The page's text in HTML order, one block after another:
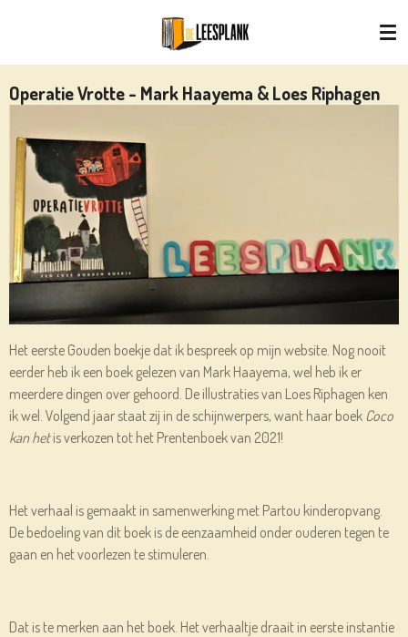
naar
de
hoofdinhoud
Operatie Vrotte - Mark Haayema & Loes Riphagen
Het eerste Gouden boekje dat ik bespreek op mijn website. Nog nooit
eerder heb ik een boek gelezen van Mark Haayema, wel heb ik er
meerdere dingen over gehoord. De illustraties van Loes Riphagen ken
ik wel. Volgend jaar staat zij in de schijnwerpers, want haar boek Coco
kan hetis verkozen tot het Prentenboek van 2021!
Het verhaal is gemaakt in samenwerking met Partou kinderopvang.
De bedoeling van dit boek is de eenzaamheid onder ouderen tegen te
gaan en het voorlezen te stimuleren.
Dat is te merken aan het boek. Het verhaaltje draait in eerste instantie